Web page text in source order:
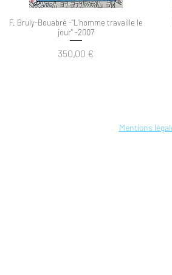
Aperçu rapide
F. Bruly-Bouabré -"L'homme travaille le
jour" -2007
Prix
350,00 €
Mentions